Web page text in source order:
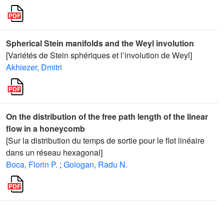
Spherical Stein manifolds and the Weyl involution
[Variétés de Stein sphériques et l’involution de Weyl]
Akhiezer, Dmitri
On the distribution of the free path length of the linear
flow in a honeycomb
[Sur la distribution du temps de sortie pour le flot linéaire
dans un réseau hexagonal]
Boca, Florin P. ; Gologan, Radu N.